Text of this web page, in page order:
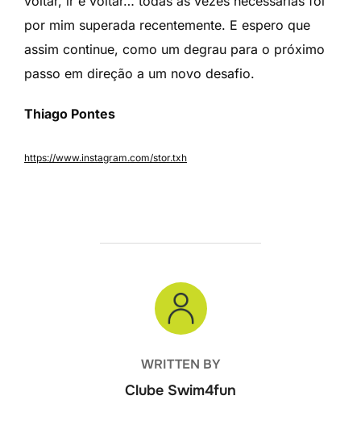
por mim superada recentemente. E espero que
assim continue, como um degrau para o próximo
passo em direção a um novo desafio.
Thiago Pontes
https://www.instagram.com/stor.txh
POST AUTHOR
WRITTEN BY
Clube Swim4fun